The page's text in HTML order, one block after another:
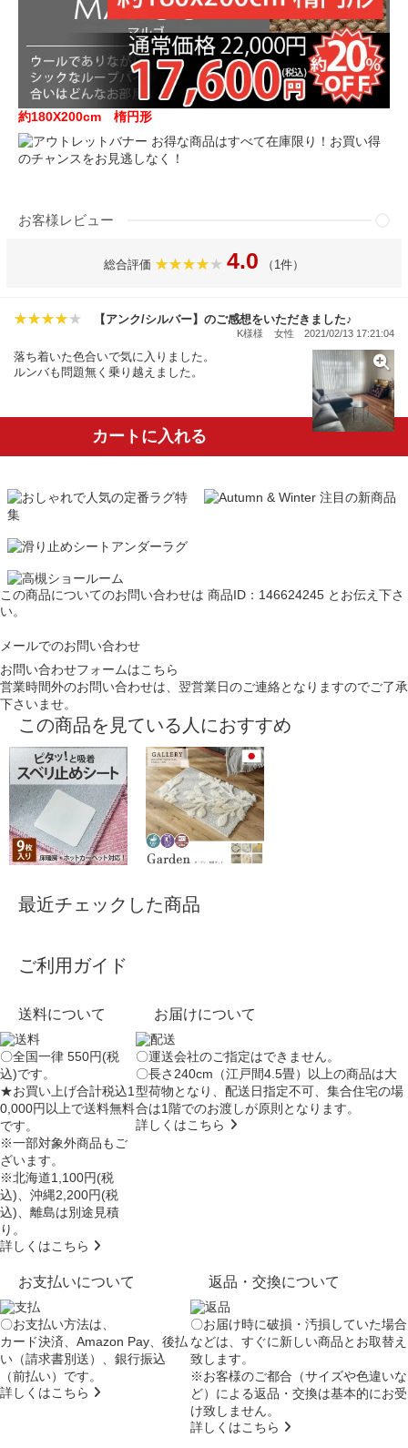
約180X200cm 楕円形
お得な商品はすべて在庫限り！お買い得
のチャンスをお見逃しなく！
お客様レビュー
総合評価 4.0 （1件）
【アンク/シルバー】のご感想をいただきました♪
K様様 女性 2021/02/13 17:21:04
落ち着いた色合いで気に入りました。
ルンバも問題無く乗り越えました。
カートに入れる
この商品についてのお問い合わせは 商品ID：146624245 とお伝え下さ
い。
メールでのお問い合わせ
お問い合わせフォームはこちら
営業時間外のお問い合わせは、翌営業日のご連絡となりますのでご了承
下さいませ。
この商品を見ている人におすすめ
最近チェックした商品
ご利用ガイド
送料について
〇全国一律 550円(税
込)です。
★お買い上げ合計税込1
0,000円以上で送料無料
です。
※一部対象外商品もご
ざいます。
※北海道1,100円(税
込)、沖縄2,200円(税
込)、離島は別途見積
り。
詳しくはこちら
お届けについて
〇運送会社のご指定はできません。
〇長さ240cm（江戸間4.5畳）以上の商品は大
型荷物となり、配送日指定不可、集合住宅の場
合は1階でのお渡しが原則となります。
詳しくはこちら
お支払いについて
〇お支払い方法は、
カード決済、Amazon Pay、後払
い（請求書別送）、銀行振込
（前払い）です。
詳しくはこちら
返品・交換について
〇お届け時に破損・汚損していた場合
などは、すぐに新しい商品とお取替え
致します。
※お客様のご都合（サイズや色違いな
ど）による返品・交換は基本的にお受
け致しません。
詳しくはこちら